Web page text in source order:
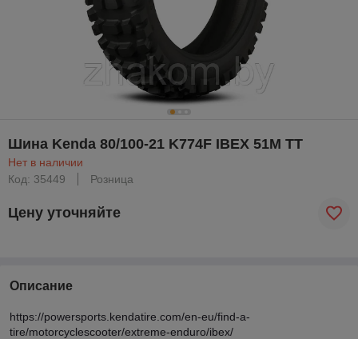
Шина Kenda 80/100-21 K774F IBEX 51M TT
Нет в наличии
Код: 35449
Розница
Цену уточняйте
Описание
https://powersports.kendatire.com/en-eu/find-a-
tire/motorcyclescooter/extreme-enduro/ibex/